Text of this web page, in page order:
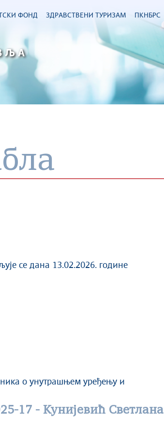
ФОНД ЗДРАВСТВЕНИ ТУРИЗАМ ПКНБРС
се дана 13.02.2026. године
о унутрашњем уређењу и
17 - Кунијевић Светлана